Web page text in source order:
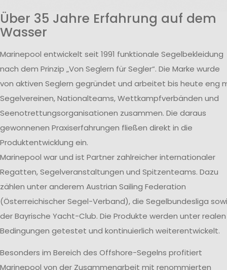
Über 35 Jahre Erfahrung auf dem
Wasser
Marinepool entwickelt seit 1991 funktionale Segelbekleidung
nach dem Prinzip „Von Seglern für Segler“. Die Marke wurde
von aktiven Seglern gegründet und arbeitet bis heute eng
Segelvereinen, Nationalteams, Wettkampfverbänden und
Seenotrettungsorganisationen zusammen. Die daraus
gewonnenen Praxiserfahrungen fließen direkt in die
Produktentwicklung ein.
Marinepool war und ist Partner zahlreicher internationaler
Regatten, Segelveranstaltungen und Spitzenteams. Dazu
zählen unter anderem Austrian Sailing Federation
(Österreichischer Segel-Verband), die Segelbundesliga
der Bayrische Yacht-Club. Die Produkte werden unter realen
Bedingungen getestet und kontinuierlich weiterentwickelt.
Besonders im Bereich des Offshore-Segelns profitiert
Marinepool von der Zusammenarbeit mit renommierten